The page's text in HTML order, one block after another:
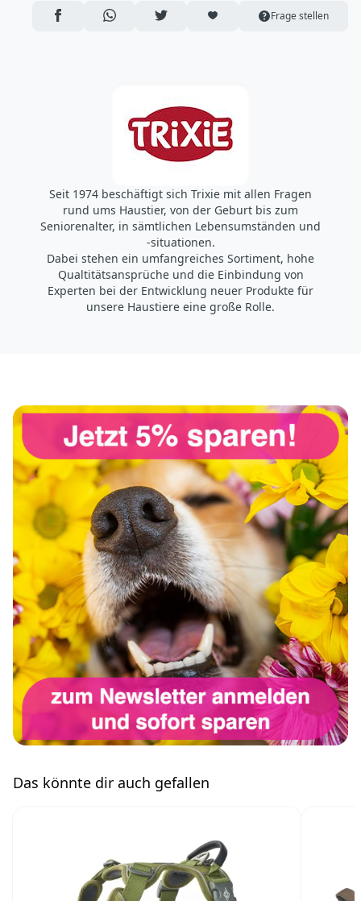
24963 Tarp
Deutschland
AUF FACEBOOK TEILEN
ÜBER WHATSAPP TEILEN
AUF TWITTER TEILENARTIKEL AUF DIE MERKLISTE
Frage stellen
Seit 1974 beschäftigt sich Trixie mit allen Fragen
rund ums Haustier, von der Geburt bis zum
Seniorenalter, in sämtlichen Lebensumständen und
-situationen.
Dabei stehen ein umfangreiches Sortiment, hohe
Qualtitätsansprüche und die Einbindung von
Experten bei der Entwicklung neuer Produkte für
unsere Haustiere eine große Rolle.
Das könnte dir auch gefallen